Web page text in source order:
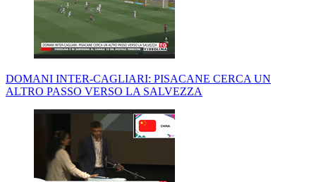
DOMANI INTER-CAGLIARI: PISACANE CERCA UN
ALTRO PASSO VERSO LA SALVEZZA